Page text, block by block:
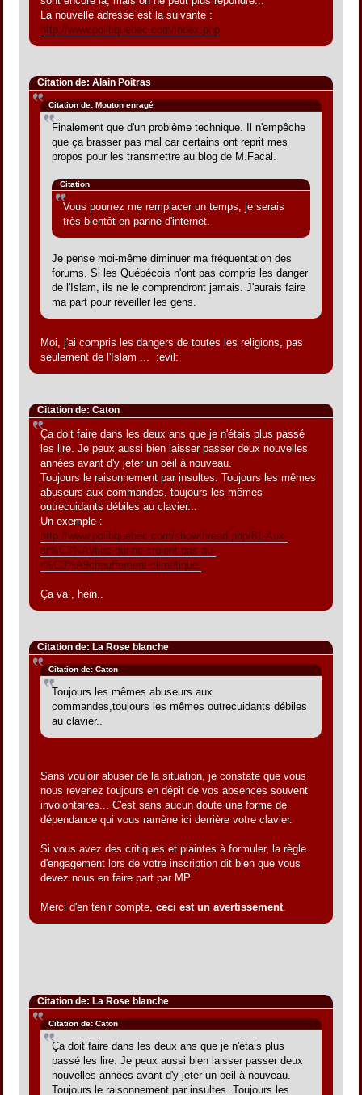
La nouvelle adresse est la suivante :
http://www.politiquebec.com/index.php
Citation de: Alain Poitras
Citation de: Mouton enragé
Finalement que d'un problème technique. Il n'empêche
que ça brasser pas mal car certains ont reprit mes
propos pour les transmettre au blog de M.Facal.
Citation
Vous pourrez me remplacer un temps, je serais
très bientôt en panne d'internet.
Je pense moi-même diminuer ma fréquentation des
forums. Si les Québécois n'ont pas compris les danger
de l'Islam, ils ne le comprendront jamais. J'aurais faire
ma part pour réveiller les gens.
Moi, j'ai compris les dangers de toutes les religions, pas
seulement de l'Islam ... :evil:
Citation de: Caton
Ça doit faire dans les deux ans que je n'étais plus passé
les lire. Je peux aussi bien laisser passer deux nouvelles
années avant d'y jeter un oeil à nouveau.
Toujours le raisonnement par insultes. Toujours les mêmes
abuseurs aux commandes, toujours les mêmes
outrecuidants débiles au clavier...
Un exemple :
http://www.politiquebec.com/showthread.php/81-Aux-
cr%C3%A9tins-qui-ne-croient-pas-au-
r%C3%A9chauffement-climatique.
Ça va , hein..
Citation de: La Rose blanche
Citation de: Caton
Toujours les mêmes abuseurs aux
commandes,toujours les mêmes outrecuidants débiles
au clavier..
Sans vouloir abuser de la situation, je constate que vous
nous revenez toujours en dépit de vos absences souvent
involontaires... C'est sans aucun doute une forme de
dépendance qui vous ramène ici derrière votre clavier.
Si vous avez des critiques et plaintes à formuler, la règle
d'engagement lors de votre inscription dit bien que vous
devez nous en faire part par MP.
Merci d'en tenir compte,ceci est un avertissement.
Citation de: La Rose blanche
Citation de: Caton
Ça doit faire dans les deux ans que je n'étais plus
passé les lire. Je peux aussi bien laisser passer deux
nouvelles années avant d'y jeter un oeil à nouveau.
Toujours le raisonnement par insultes. Toujours les